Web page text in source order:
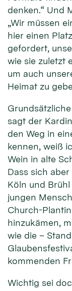
denken.“ Und
„Wir müssen
hier einen
gefordert,
wie sie zuletzt
um auch
Heimat zu
sagt der
den Weg in
kennen, weiß
Wein in alte
Dass sich
Köln und
jungen
Church-
hinzukämen,
wie die –
kommenden
Wichtig sei